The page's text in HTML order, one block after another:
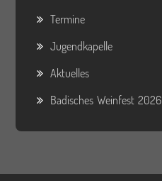
Termine
Jugendkapelle
Aktuelles
Badisches Weinfest 2026